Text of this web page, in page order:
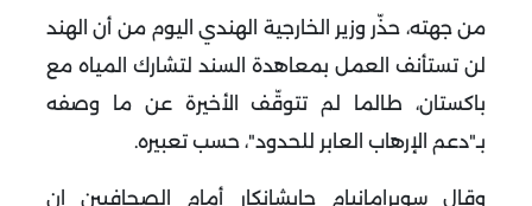
من جهته، حذّر وزير الخارجية الهندي اليوم من أن الهند
لن تستأنف العمل بمعاهدة السند لتشارك المياه مع
باكستان، طالما لم تتوقّف الأخيرة عن ما وصفه
بـ"دعم الإرهاب العابر للحدود"، حسب تعبيره.
وقال سوبرامانيام جايشانكار أمام الصحافيين إن